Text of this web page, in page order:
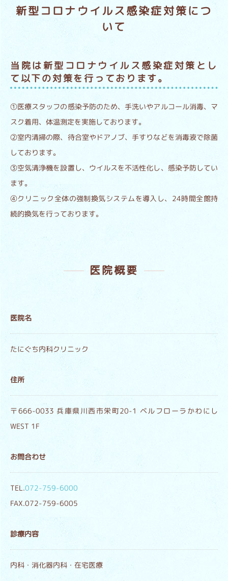
新型コロナウイルス感染症対策につ
いて
当院は新型コロナウイルス感染症対策とし
て以下の対策を行っております。
①医療スタッフの感染予防のため、手洗いやアルコール消毒、マ
スク着用、体温測定を実施しております。
②室内清掃の際、待合室やドアノブ、手すりなどを消毒液で除菌
しております。
③空気清浄機を設置し、ウイルスを不活性化し、感染予防してい
ます。
④クリニック全体の強制換気システムを導入し、24時間全館持
続的換気を行っております。
医院概要
医院名
たにぐち内科クリニック
住所
〒666-0033 兵庫県川西市栄町20-1 ベルフローラかわにし
WEST 1F
お問合わせ
TEL.072-759-6000
FAX.072-759-6005
診療内容
内科・消化器内科・在宅医療